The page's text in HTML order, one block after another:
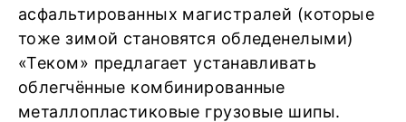
асфальтированных магистралей (которые
тоже зимой становятся обледенелыми)
«Теком» предлагает устанавливать
облегчённые комбинированные
металлопластиковые грузовые шипы.